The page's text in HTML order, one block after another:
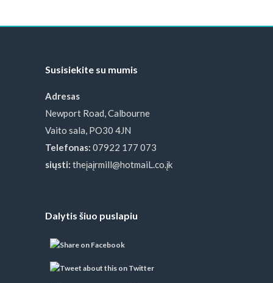
Susisiekite su mumis
Adresas
Newport Road, Calbourne
Vaito sala, PO30 4JN
Telefonas: 07922 177 073
siųsti: theįaįrmill@hotmaiL.co.įk
Dalytis šiuo puslapiu